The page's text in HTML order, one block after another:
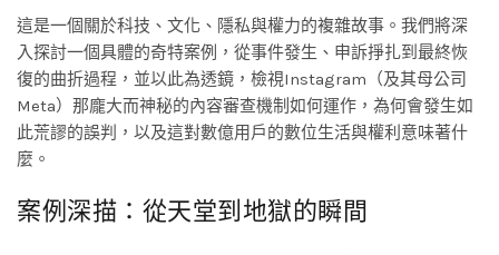
這是一個關於科技、文化、隱私與權力的複雜故事。我們將深
入探討一個具體的奇特案例，從事件發生、申訴掙扎到最終恢
復的曲折過程，並以此為透鏡，檢視Instagram（及其母公司
Meta）那龐大而神秘的內容審查機制如何運作，為何會發生如
此荒謬的誤判，以及這對數億用戶的數位生活與權利意味著什
麼。
案例深描：從天堂到地獄的瞬間